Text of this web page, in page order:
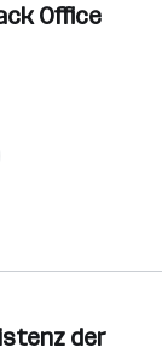
Office
der